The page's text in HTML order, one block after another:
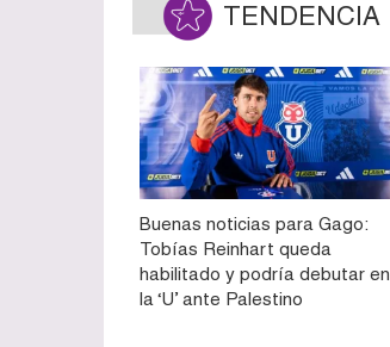
TENDENCIA
Buenas noticias para Gago:
Tobías Reinhart queda
habilitado y podría debutar en
la ‘U’ ante Palestino